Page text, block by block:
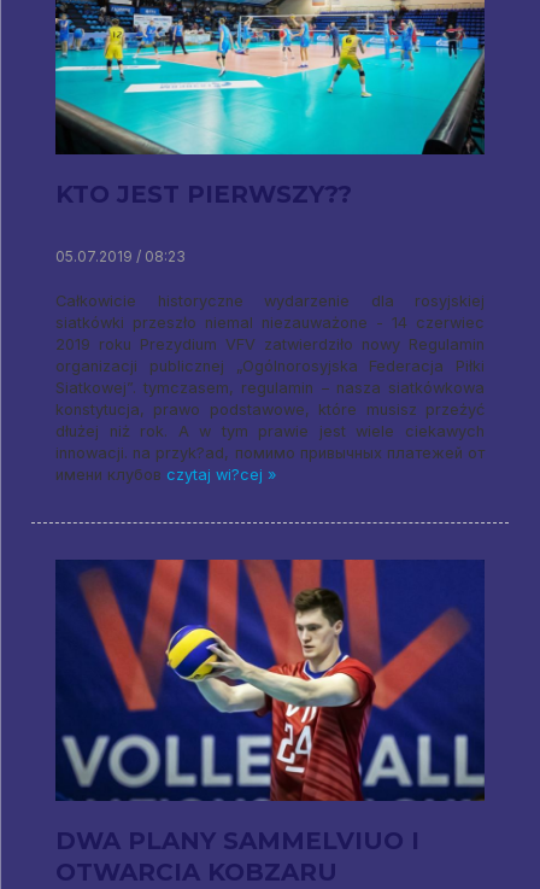
KTO JEST PIERWSZY??
05.07.2019 / 08:23
Całkowicie historyczne wydarzenie dla rosyjskiej
siatkówki przeszło niemal niezauważone - 14 czerwiec
2019 roku Prezydium VFV zatwierdziło nowy Regulamin
organizacji publicznej „Ogólnorosyjska Federacja Piłki
Siatkowej”. tymczasem, regulamin – nasza siatkówkowa
konstytucja, prawo podstawowe, które musisz przeżyć
dłużej niż rok. A w tym prawie jest wiele ciekawych
innowacji. na przyk?ad, помимо привычных платежей от
имени клубов czytaj wi?cej »
DWA PLANY SAMMELVIUO I
OTWARCIA KOBZARU